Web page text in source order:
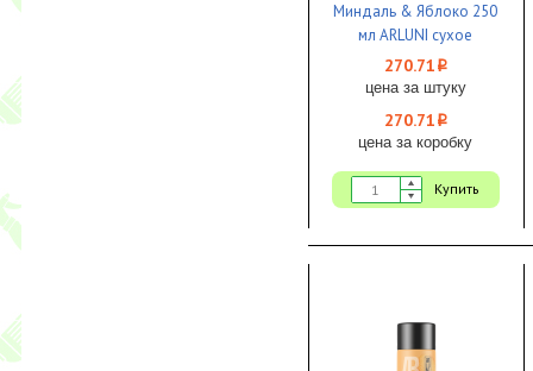
Миндаль & Яблоко 250
мл ARLUNI сухое
распыление 1/12 ЧЗ
270.71 i
цена за штуку
270.71 i
цена за коробку
Купить